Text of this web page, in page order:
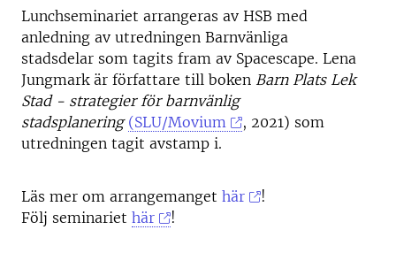
Lunchseminariet arrangeras av HSB med
anledning av utredningen Barnvänliga
stadsdelar som tagits fram av Spacescape. Lena
Jungmark är författare till boken Barn Plats Lek
Stad - strategier för barnvänlig
stadsplanering (SLU/Movium
, 2021) som
utredningen tagit avstamp i.
Läs mer om arrangemanget här
!
Följ seminariet här !